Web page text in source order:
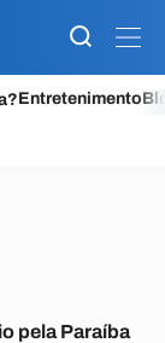
Entretenimento
pela Paraíba